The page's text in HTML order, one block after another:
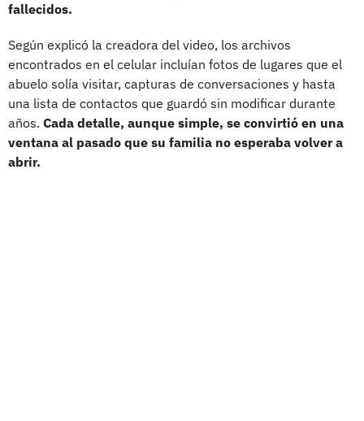
fallecidos.
Según explicó la creadora del video, los archivos
encontrados en el celular incluían fotos de lugares que el
abuelo solía visitar, capturas de conversaciones y hasta
una lista de contactos que guardó sin modificar durante
años. Cada detalle, aunque simple, se convirtió en una
ventana al pasado que su familia no esperaba volver a
abrir.